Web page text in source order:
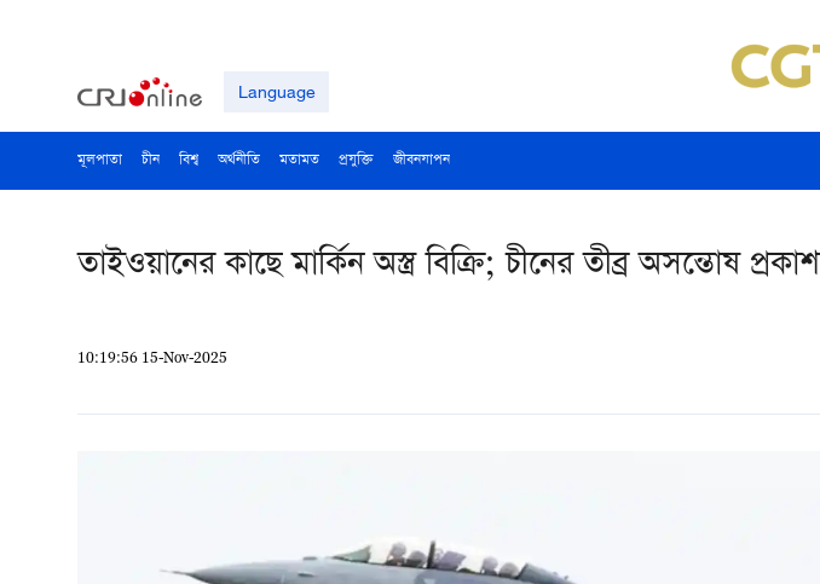
Language
মূলপাতা চীন বিশ্ব অর্থনীতি মতামত প্রযুক্তি জীবনযাপন
তাইওয়ানের কাছে মার্কিন অস্ত্র বিক্রি; চীনের তীব্র অসন্তোষ প্রকাশ
10:19:56 15-Nov-2025